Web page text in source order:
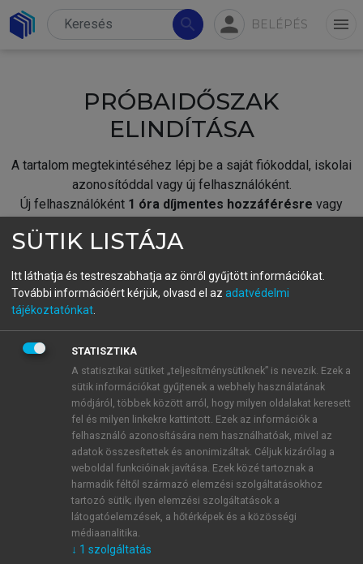
search person BELÉPÉS menu
PRÓBAIDŐSZAK
ELINDÍTÁSA
A tartalom megtekintéséhez lépj be a saját fiókoddal, iskolai
azonosítóddal vagy új felhasználóként.
Új felhasználóként 1 óra díjmentes hozzáférésre vagy
fiókoddal,vagy hozz létre új fiókot.
A regisztráció után apróbaidőszakautomatikusan
BELÉPÉS SAJÁT FIÓKKAL
ÚJ FIÓK LÉTREHOZÁSA
1 óra díjmentes hozzáférés
E-MAIL-CÍM
SÜTIK LISTÁJA
Itt láthatja és testreszabhatja az önről gyűjtött információkat.
További információért kérjük, olvasd el az adatvédelmi
tájékoztatónkat
STATISZTIKA
A statisztikai sütiket „teljesítménysütiknek” is nevezik. Ezek a
sütik információkat gyűjtenek a webhely használatának
módjáról, többek között arról, hogy milyen oldalakat keresett
fel és milyen linkekre kattintott. Ezek az információk a
felhasználó azonosítására nem használhatóak, mivel az
adatok összesítettek és anonimizáltak. Céljuk kizárólag a
weboldal funkcióinak javítása. Ezek közé tartoznak a
harmadik féltől származó elemzési szolgáltatásokhoz
tartozó sütik; ilyen elemzési szolgáltatások a
látogatóelemzések, a hőtérképek és a közösségi
médiaanalitika.
↓ 1 szolgáltatás